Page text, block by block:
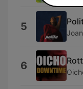
5
6